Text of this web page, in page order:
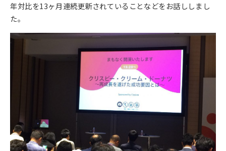
年対比を13ヶ月連続更新されていることなどをお話ししまし
た。